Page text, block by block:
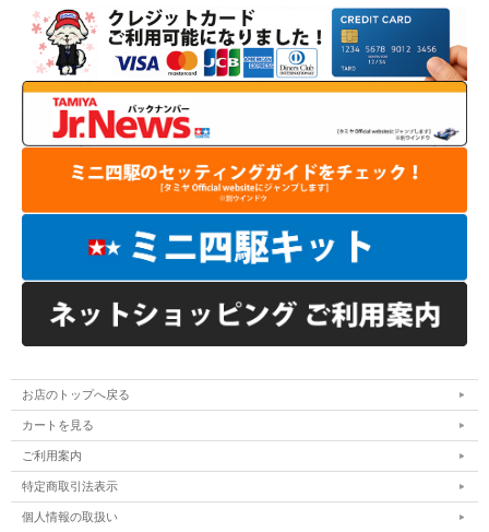
お店のトップへ戻る
カートを見る
ご利用案内
特定商取引法表示
個人情報の取扱い